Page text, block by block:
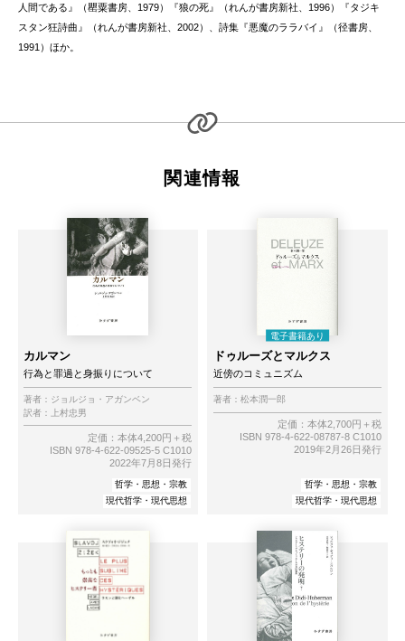
人間である』（罌粟書房、1979）『狼の死』（れんが書房新社、1996）『タジキ
スタン狂詩曲』（れんが書房新社、2002）、詩集『悪魔のララバイ』（径書房、
1991）ほか。
関連情報
カルマン
行為と罪過と身振りについて
著者： ジョルジョ・アガンベン
訳者：
上村忠男
定価：本体4,200円＋税
ISBN 978-4-622-09525-5 C1010
2022年7月8日発行
哲学・思想・宗教
現代哲学・現代思想
ドゥルーズとマルクス
近傍のコミュニズム
著者： 松本潤一郎
定価：本体2,700円＋税
ISBN 978-4-622-08787-8 C1010
2019年2月26日発行
哲学・思想・宗教
現代哲学・現代思想